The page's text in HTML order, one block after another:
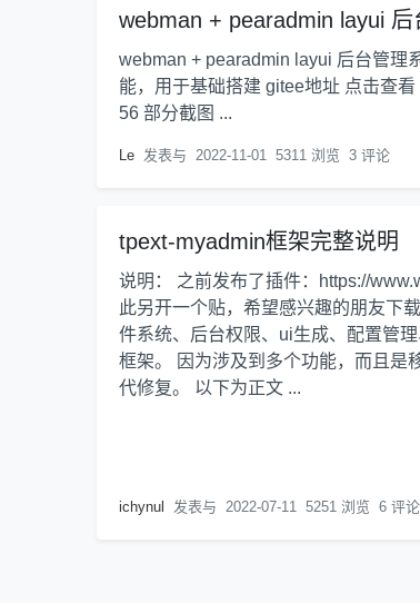
webman + pearadmin layui 后
webman + pearadmin layui 后台管理
能，用于基础搭建 gitee地址 点击查
56 部分截图 ...
Le 发表与 2022-11-01 5311 浏览 3 评论
tpext-myadmin框架完整说明
说明： 之前发布了插件：https://
此另开一个贴，希望感兴趣的朋友下
件系统、后台权限、ui生成、配置管
框架。 因为涉及到多个功能，而且是
代修复。 以下为正文 ...
ichynul 发表与 2022-07-11 5251 浏览 6 评论